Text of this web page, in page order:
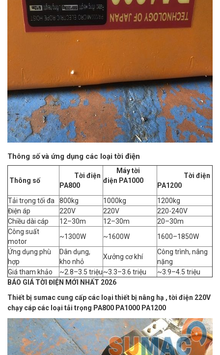
Thông số và ứng dụng các loại tời điện
Thông số
Tời điện
PA800
Máy tời
điện PA1000
Tời điện
PA1200
Tải trọng tối đa
800kg 1000kg
1200kg
Điện áp
220V 220V
220-240V
Chiều dài cáp
12–30m 12–30m
20–30m
Công suất
motor
~1300W ~1600W
1600–1850W
Ứng dụng phù
hợp
Dân dụng,
kho nhỏ
Xưởng cơ khí
Công trình, nâng
nặng
Giá tham khảo
~2.8–3.5 triệu~3.3–3.6 triệu
~3.9–4.5 triệu
BÁO GIÁ TỜI ĐIỆN MỚI NHẤT 2026
Thiết bị sumac cung cấp các loại thiết bị nâng hạ , tời điện 220V
chạy cáp các loại tải trọng PA800 PA1000 PA1200